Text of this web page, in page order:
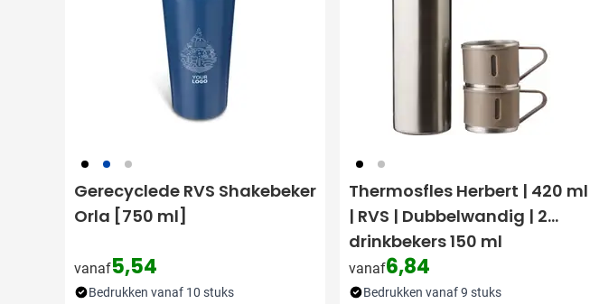
001 023 032
Gerecyclede RVS Shakebeker
Orla [750 ml]
vanaf5,54
Bedrukken vanaf 10 stuks
001 032
Thermosfles Herbert | 420 ml
| RVS | Dubbelwandig | 2
drinkbekers 150 ml
vanaf6,84
Bedrukken vanaf 9 stuks